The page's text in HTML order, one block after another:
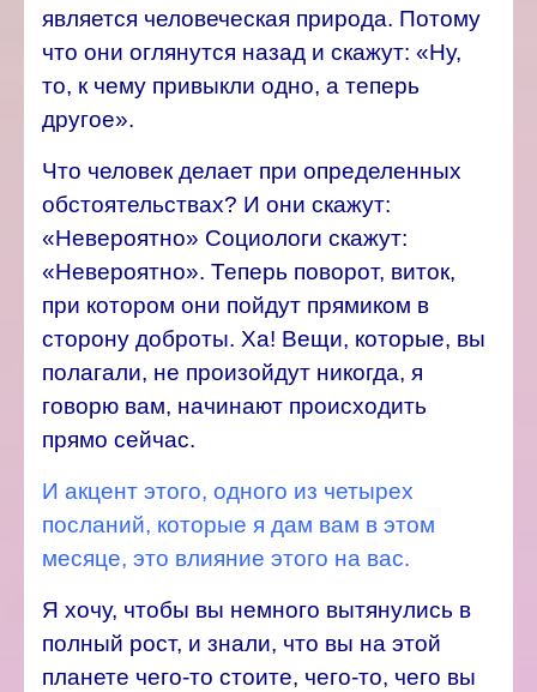
является человеческая природа. Потому
что они оглянутся назад и скажут: «Ну,
то, к чему привыкли одно, а теперь
другое».
Что человек делает при определенных
обстоятельствах? И они скажут:
«Невероятно» Социологи скажут:
«Невероятно». Теперь поворот, виток,
при котором они пойдут прямиком в
сторону доброты. Ха! Вещи, которые, вы
полагали, не произойдут никогда, я
говорю вам, начинают происходить
прямо сейчас.
И акцент этого, одного из четырех
посланий, которые я дам вам в этом
месяце, это влияние этого на вас.
Я хочу, чтобы вы немного вытянулись в
полный рост, и знали, что вы на этой
планете чего-то стоите, чего-то, чего вы